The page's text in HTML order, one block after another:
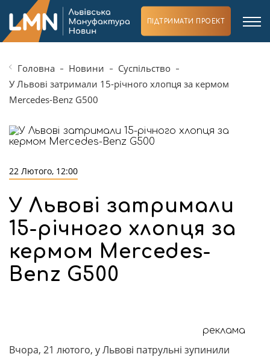
ПІДТРИМАТИ ПРОЕКТ
Головна Новини
Суспільство
У Львові затримали 15-річного хлопця за кермом
Mercedes-Benz G500
22 Лютого, 12:00
У Львові затримали
15-річного хлопця за
кермом Mercedes-
Benz G500
реклама
Вчора, 21 лютого, у Львові патрульні зупинили